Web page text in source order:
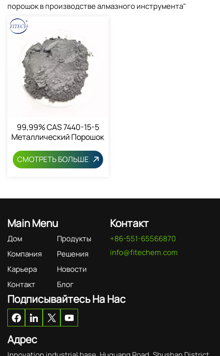
порошок в производстве алмазного инструмента"
99,99% CAS 7440-15-5
Металлический Порошок
СМОТРЕТЬ БОЛЬШЕ
Main Menu
Дом
Продукты
Компания
Решения
Карьера
Новости
Контакт
Блог
Контакт
+86-551-65566870
info@fitechem.com
Подписывайтесь На Нас
Адрес